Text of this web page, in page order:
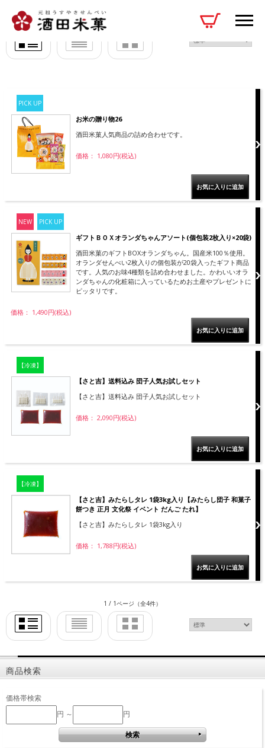
1 / 1ページ
PICK UP
お米の贈り物26
酒田米菓人気商品の詰め合わせです。
価格： 1,080円(税込)
NEW PICK UP
ギフトＢＯＸオランダちゃんアソート(個包装2枚入り×20袋)
酒田米菓のギフトBOXオランダちゃん。国産米100％使用。
オランダせんべい2枚入りの個包装が20袋入ったギフト商品
です。人気のお味4種類を詰め合わせました。かわいいオラ
ンダちゃんの化粧箱に入っているためお土産やプレゼントに
ピッタリです。
価格： 1,490円(税込)
【冷凍】
【さと吉】送料込み 団子人気お試しセット
【さと吉】送料込み 団子人気お試しセット
価格： 2,090円(税込)
【冷凍】
【さと吉】みたらしタレ 1袋3kg入り【みたらし団子 和菓子
餅つき 正月 文化祭 イベント だんご たれ】
【さと吉】みたらしタレ 1袋3kg入り
価格： 1,788円(税込)
1 / 1ページ （全4件）
商品検索
価格帯検索
円 ～
円